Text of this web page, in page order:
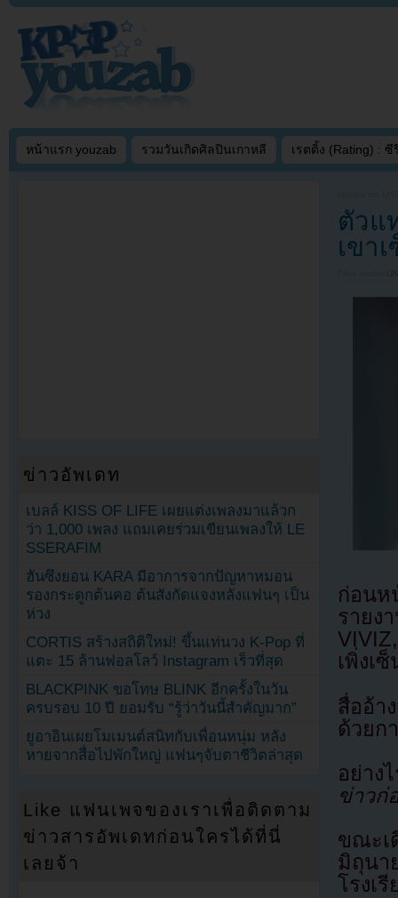
หน้าแรก youzab รวมวันเกิดศิลปินเกาหลี เรตติ้ง (Rating) : ซี
ตัวแ
เขา
ก่อน
ราย
เพิ่งเ
สื่ออ้า
ด้วยก
อย่าง
ข่าวก่
ขณะเ
มิถุน
โรงเรี
ข่าวอัพเดท
เบลล์ KISS OF LIFE เผยแต่งเพลงมาแล้วก
ว่า 1,000 เพลง แถมเคยร่วมเขียนเพลงให้ LE
SSERAFIM
ฮันซึงยอน KARA มีอาการจากปัญหาหมอน
รองกระดูกต้นคอ ต้นสังกัดแจงหลังแฟนๆ เป็น
ห่วง
CORTIS สร้างสถิติใหม่! ขึ้นแท่นวง K-Pop ที่
แตะ 15 ล้านฟอลโลว์ Instagram เร็วที่สุด
BLACKPINK ขอโทษ BLINK อีกครั้งในวัน
ครบรอบ 10 ปี ยอมรับ “รู้ว่าวันนี้สำคัญมาก”
ยูอาอินเผยโมเมนต์สนิทกับเพื่อนหนุ่ม หลัง
หายจากสื่อไปพักใหญ่ แฟนๆจับตาชีวิตล่าสุด
Like แฟนเพจของเราเพื่อติดตาม
ข่าวสารอัพเดทก่อนใครได้ที่นี่
เลยจ้า